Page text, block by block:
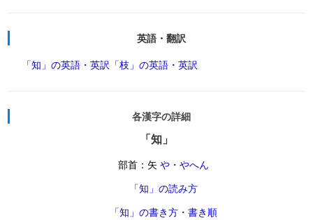
英語・翻訳
「知」の英語・英訳 「枝」の英語・英訳
各漢字の詳細
「知」
部首：矢 や・やへん
「知」の読み方
「知」の書き方・書き順